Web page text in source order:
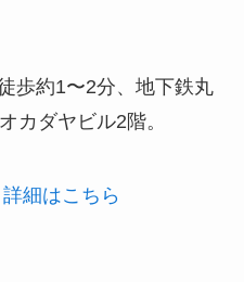
歩約1〜2分、地下鉄丸
カダヤビル2階。
細はこちら